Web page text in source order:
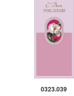
0323.039